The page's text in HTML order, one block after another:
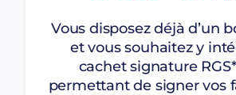
Vous disposez déjà d’un
et vous souhaitez y
cachet signature
permettant de signer vos